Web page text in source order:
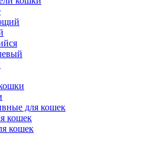
для кошек
кошек
кошек